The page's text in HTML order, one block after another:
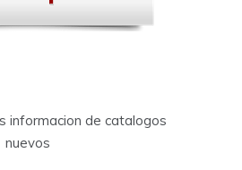
informacion de catalogos
nuevos